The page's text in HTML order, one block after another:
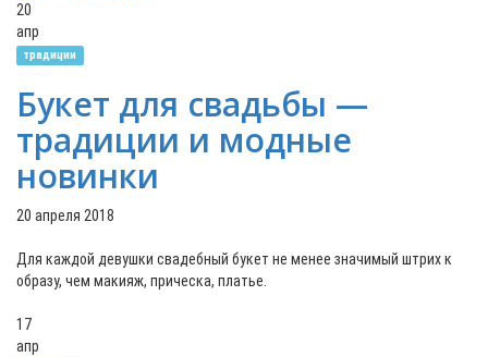
20
апр
традиции
Букет для свадьбы —
традиции и модные
новинки
20 апреля 2018
Для каждой девушки свадебный букет не менее значимый штрих к
образу, чем макияж, прическа, платье.
17
апр